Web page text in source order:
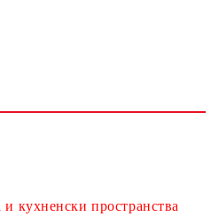
кухненски пространства